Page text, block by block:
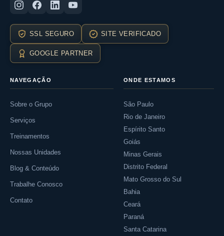
SSL SEGURO SITE VERIFICADO
GOOGLE PARTNER
NAVEGAÇÃO
Sobre o Grupo
Serviços
Treinamentos
Nossas Unidades
Blog & Conteúdo
Trabalhe Conosco
Contato
ONDE ESTAMOS
São Paulo
Rio de Janeiro
Espírito Santo
Goiás
Minas Gerais
Distrito Federal
Mato Grosso do Sul
Bahia
Ceará
Paraná
Santa Catarina